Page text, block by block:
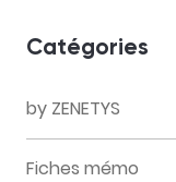
Catégories
by ZENETYS
Fiches mémo